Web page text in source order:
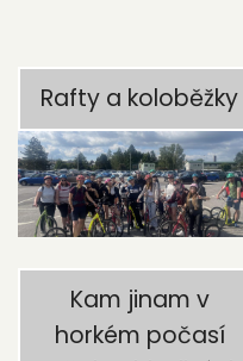
Rafty a koloběžky
Kam jinam v
horkém počasí